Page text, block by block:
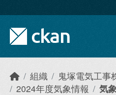
組織
鬼塚電気工事
2024年度気象情報
気